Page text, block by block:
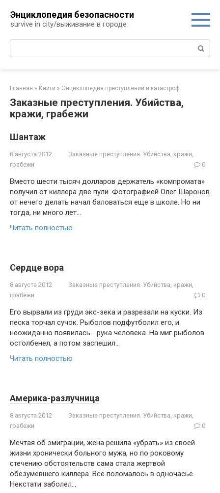
контенту
Энциклопедия безопасности
survive in city/выживание в городе
Поиск:
Главная » Книги » Энциклопедия преступлений и катастроф
Заказные преступления. Убийства,
кражи, грабежи
Шантаж
8 августа 2012
Заказные преступления. Убийства, кражи,
грабежи
0
Вместо шести тысяч долларов держатель «компромата»
получил от киллера две пули. Фотографией Олег Шаронов
от нечего делать начал баловаться еще в школе. Но ни
тогда, ни много лет…
Читать полностью
Сердце вора
8 августа 2012
Заказные преступления. Убийства, кражи,
грабежи
0
Его вырвали из груди экс-зека и разрезали на куски. Из
песка торчал сучок. Рыболов подфутболил его, и
неожиданно появилась… рука человека. На миг рыболов
остолбенел, а потом заспешил…
Читать полностью
Америка-разлучница
8 августа 2012
Заказные преступления. Убийства, кражи,
грабежи
0
Мечтая об эмиграции, жена решила «убрать» из своей
жизни хронически больного мужа, но по роковому
стечению обстоятельств сама стала жертвой
обезумевшего киллера. Все поломалось в одночасье.
Некстати заболел…